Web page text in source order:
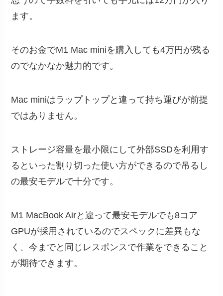
ます。
そのお金でM1 Mac miniを購入しても4万円が残る
のでなかなか魅力的です。
Mac miniはラップトップと違って持ち運びが前提
ではありません。
ストレージ容量を最小限にして外部SSDを利用す
るといった割り切った使い方ができるので吊るし
の最安モデルで十分です。
M1 MacBook Airと違って最安モデルでも8コア
GPUが採用されているのでスペックに差異もな
く、今までと同じレスポンスで作業をできること
が期待できます。